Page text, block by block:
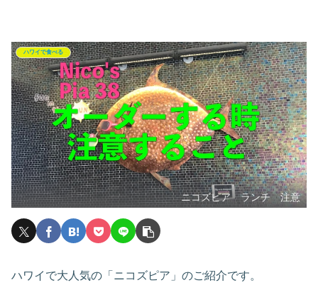
ハワイで食べる
ニコズピア ランチ 注意
ハワイで大人気の「ニコズピア」のご紹介です。